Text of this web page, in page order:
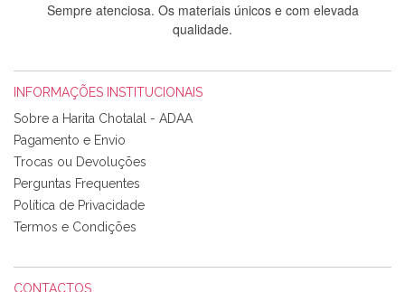
Sempre atenciosa. Os materiais únicos e com elevada
qualidade.
Tudo chegou em condições, pois os produtos vieram muito
bem acondicionados. Estou plenamente satisfeita com os
produtos adquiridos. Relativamente à bolsa, tem um tecido
com um padrão e cores muito bonitas e a execução está
perfeitíssima. Futuramente penso voltar a comprar na vossa
loja, têm excelentes artigos a um preço muito justo. A
INFORMAÇÕES INSTITUCIONAIS
Sobre a Harita Chotalal - ADAA
Pagamento e Envio
Trocas ou Devoluções
Perguntas Frequentes
Política de Privacidade
Termos e Condições
CONTACTOS